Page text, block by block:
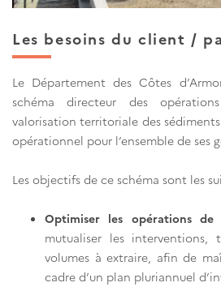
Les besoins du client /
Le Département des Côtes
schéma directeur des
valorisation territoriale des
opérationnel pour l’ensemble de ses
Les objectifs de ce schéma sont les
Optimiser les opérations de
mutualiser les
volumes à extraire, afin de
cadre d’un plan pluriannuel